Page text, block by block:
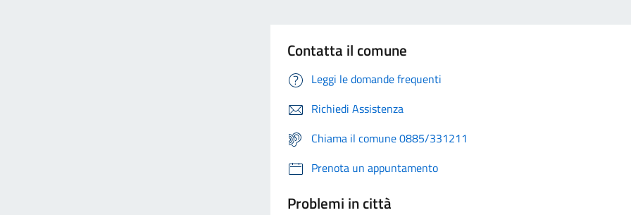
Contatta il comune
Leggi le domande frequenti
Richiedi Assistenza
Chiama il comune 0885/331211
Prenota un appuntamento
Problemi in città